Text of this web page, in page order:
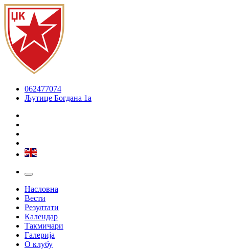
062477074
Љутице Богдана 1а
Насловна
Вести
Резултати
Календар
Такмичари
Галерија
О клубу